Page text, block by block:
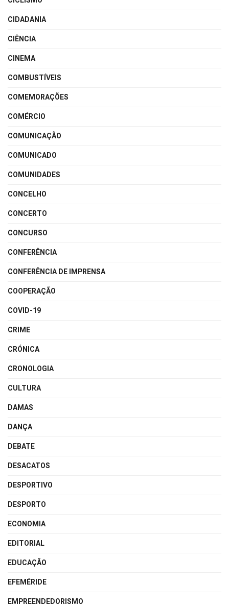
CIDADANIA
CIÊNCIA
CINEMA
COMBUSTÍVEIS
COMEMORAÇÕES
COMÉRCIO
COMUNICAÇÃO
COMUNICADO
COMUNIDADES
CONCELHO
CONCERTO
CONCURSO
CONFERÊNCIA
CONFERÊNCIA DE IMPRENSA
COOPERAÇÃO
COVID-19
CRIME
CRÓNICA
CRONOLOGIA
CULTURA
DAMAS
DANÇA
DEBATE
DESACATOS
DESPORTIVO
DESPORTO
ECONOMIA
EDITORIAL
EDUCAÇÃO
EFEMÉRIDE
EMPREENDEDORISMO